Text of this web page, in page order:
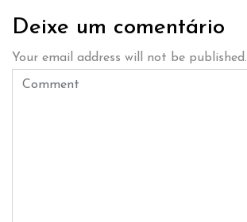
Deixe um comentário
Your email address will not be published.